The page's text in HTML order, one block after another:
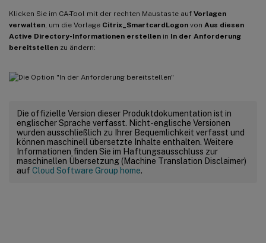
Klicken Sie im CA-Tool mit der rechten Maustaste auf Vorlagen
verwalten , um die Vorlage Citrix_SmartcardLogon von Aus diesen
Active Directory-Informationen erstellen in In der Anforderung
bereitstellen zu ändern:
Die offizielle Version dieser Produktdokumentation ist in
englischer Sprache verfasst. Nicht-englische Versionen
wurden ausschließlich zu Ihrer Bequemlichkeit verfasst und
können maschinell übersetzte Inhalte enthalten. Weitere
Informationen finden Sie im Haftungsausschluss zur
maschinellen Übersetzung (Machine Translation Disclaimer)
auf Cloud Software Group home.